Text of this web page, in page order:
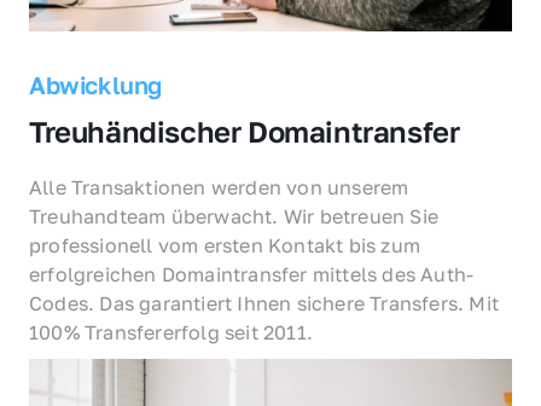
Abwicklung
Treuhändischer Domaintransfer
Alle Transaktionen werden von unserem
Treuhandteam überwacht. Wir betreuen Sie
professionell vom ersten Kontakt bis zum
erfolgreichen Domaintransfer mittels des Auth-
Codes. Das garantiert Ihnen sichere Transfers. Mit
100% Transfererfolg seit 2011.